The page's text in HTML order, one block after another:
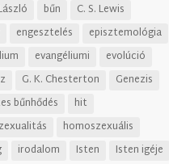
bűn
C. S. Lewis
engesztelés
episztemológia
evangéliumi
evolúció
G. K. Chesterton
Genezis
bűnhődés
hit
homoszexuális
irodalom Isten
Isten igéje